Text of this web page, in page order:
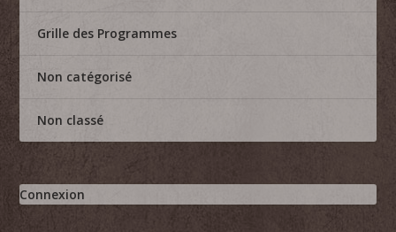
Grille des Programmes
Non catégorisé
Non classé
Connexion